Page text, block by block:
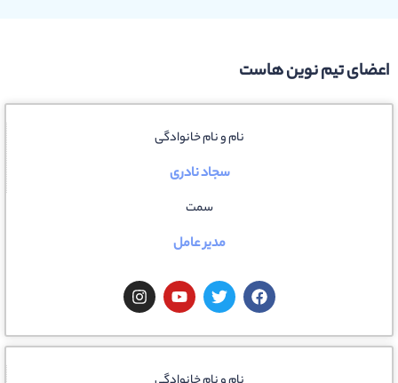
اعضای تیم نوین هاست
نام و نام خانوادگی
سجاد نادری
سمت
مدیر عامل